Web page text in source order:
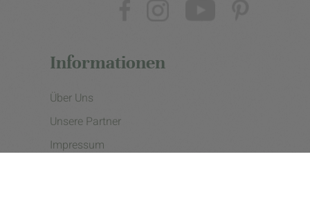
Informationen
Über Uns
Unsere Partner
Impressum